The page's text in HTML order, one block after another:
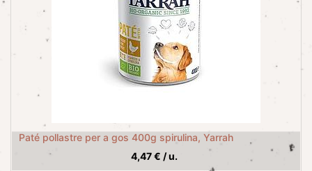
Paté pollastre per a gos 400g spirulina, Yarrah
4,47€ /u.